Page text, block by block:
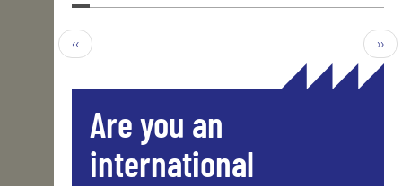
‹‹ ››
Are you an
international